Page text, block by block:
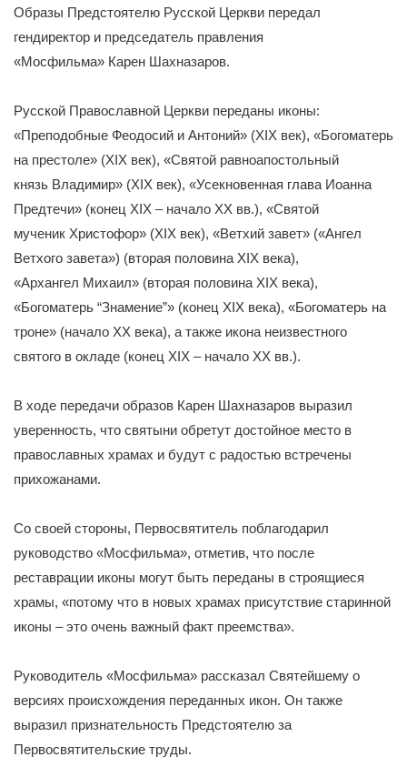
Образы Предстоятелю Русской Церкви передал
гендиректор и председатель правления
«Мосфильма» Карен Шахназаров.
Русской Православной Церкви переданы иконы:
«Преподобные Феодосий и Антоний» (XIX век), «Богоматерь
на престоле» (XIX век), «Святой равноапостольный
князь Владимир» (XIX век), «Усекновенная глава Иоанна
Предтечи» (конец ХIХ – начало XX вв.), «Святой
мученик Христофор» (XIX век), «Ветхий завет» («Ангел
Ветхого завета») (вторая половина XIX века),
«Архангел Михаил» (вторая половина XIX века),
«Богоматерь “Знамение”» (конец XIX века), «Богоматерь на
троне» (начало XX века), а также икона неизвестного
святого в окладе (конец ХIХ – начало XX вв.).
В ходе передачи образов Карен Шахназаров выразил
уверенность, что святыни обретут достойное место в
православных храмах и будут с радостью встречены
прихожанами.
Со своей стороны, Первосвятитель поблагодарил
руководство «Мосфильма», отметив, что после
реставрации иконы могут быть переданы в строящиеся
храмы, «потому что в новых храмах присутствие старинной
иконы – это очень важный факт преемства».
Руководитель «Мосфильма» рассказал Святейшему о
версиях происхождения переданных икон. Он также
выразил признательность Предстоятелю за
Первосвятительские труды.